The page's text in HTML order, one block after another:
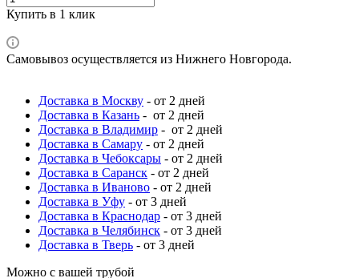
Купить в 1 клик
Самовывоз осуществляется из Нижнего Новгорода.
Доставка в Москву - от 2 дней
Доставка в Казань - от 2 дней
Доставка в Владимир - от 2 дней
Доставка в Самару - от 2 дней
Доставка в Чебоксары - от 2 дней
Доставка в Саранск - от 2 дней
Доставка в Иваново - от 2 дней
Доставка в Уфу - от 3 дней
Доставка в Краснодар - от 3 дней
Доставка в Челябинск - от 3 дней
Доставка в Тверь - от 3 дней
Можно с вашей трубой